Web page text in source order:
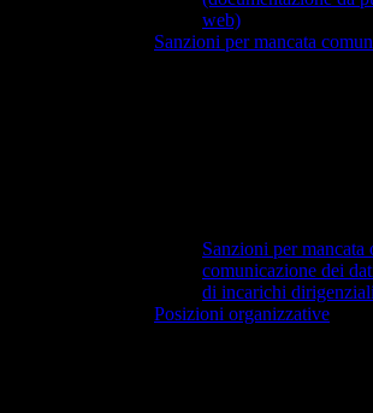
web)
Sanzioni per mancata
Sanzioni per mancata
comunicazione dei
di incarichi dirigenziali
Posizioni organizzative